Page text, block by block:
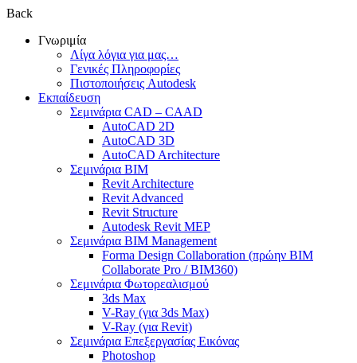
Back
Γνωριμία
Λίγα λόγια για μας…
Γενικές Πληροφορίες
Πιστοποιήσεις Autodesk
Εκπαίδευση
Σεμινάρια CAD – CAAD
AutoCAD 2D
AutoCAD 3D
AutoCAD Architecture
Σεμινάρια BIM
Revit Architecture
Revit Advanced
Revit Structure
Autodesk Revit MEP
Σεμινάρια BIM Management
Forma Design Collaboration (πρώην BIM
Collaborate Pro / BIM360)
Σεμινάρια Φωτορεαλισμού
3ds Max
V-Ray (για 3ds Max)
V-Ray (για Revit)
Σεμινάρια Επεξεργασίας Εικόνας
Photoshop